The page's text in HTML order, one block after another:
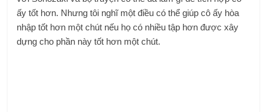
ấy tốt hơn. Nhưng tôi nghĩ một điều có thể giúp cô ấy hòa
nhập tốt hơn một chút nếu họ có nhiều tập hơn được xây
dựng cho phần này tốt hơn một chút.